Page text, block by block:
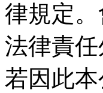
律規定
法律責
若因此